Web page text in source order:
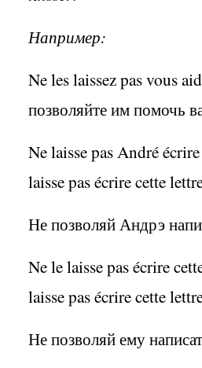
Например:
Ne les laissez pas vous
позволяйте им помочь
Ne laisse pas André
laisse pas écrire cette
Не позволяй Андрэ
Ne le laisse pas écrire
laisse pas écrire cette
Не позволяй ему